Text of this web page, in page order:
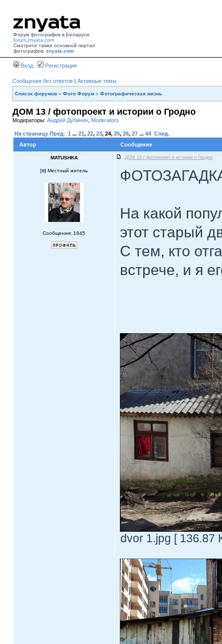
Форум фотографов в Беларуси:
forum.znyata.com
Смотрите также основной портал
фотографов: znyata.com
Вход Регистрация
Сообщения без ответов | Активные темы
Список форумов » Фото Форум » Фотографическая жизнь
ДОМ 13 / фотопроект и истории о Гродно
Модераторы: Андрей Дубинин Moderators
На страницу Пред. 1 ... 21, 22, 23, 24, 25, 26, 27 ... 44 След.
Автор
Сообщение
MATUSHKA ДОМ 13 / фотопроект и истории о Гродно
[ ] Местный житель
Сообщения: 1645
На какой
этот старый
С тем, кто
встрече, и я
dvor 1.jpg [ 136.87